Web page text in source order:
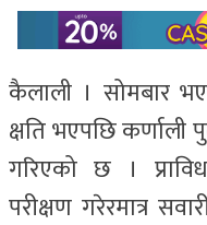
कैलाली । सोमबार
क्षति भएपछि
गरिएको छ ।
परीक्षण गरेरमात्र